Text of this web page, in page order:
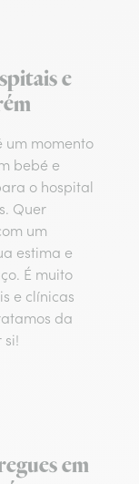
e
um momento
bebé e
o hospital
Quer
um
estima e
É muito
e clínicas
da
si!
em